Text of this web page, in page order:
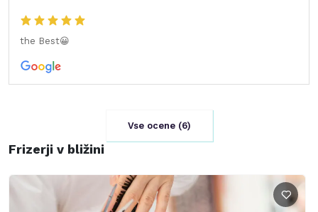
the Best😀
Vse ocene (6)
Frizerji v bližini